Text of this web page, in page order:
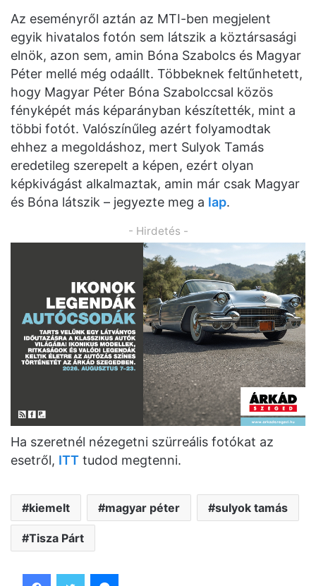
Az eseményről aztán az MTI-ben megjelent
egyik hivatalos fotón sem látszik a köztársasági
elnök, azon sem, amin Bóna Szabolcs és Magyar
Péter mellé még odaállt. Többeknek feltűnhetett,
hogy Magyar Péter Bóna Szabolccsal közös
fényképét más képarányban készítették, mint a
többi fotót. Valószínűleg azért folyamodtak
ehhez a megoldáshoz, mert Sulyok Tamás
eredetileg szerepelt a képen, ezért olyan
képkivágást alkalmaztak, amin már csak Magyar
és Bóna látszik – jegyezte meg a lap.
- Hirdetés -
Ha szeretnél nézegetni szürreális fotókat az
esetről, ITT tudod megtenni.
kiemelt magyar péter sulyok tamás
Tisza Párt